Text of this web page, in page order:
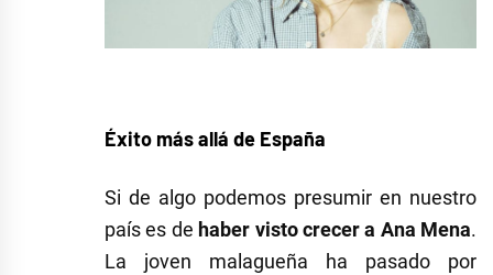
Éxito más allá de España
Si de algo podemos presumir en nuestro
país es de haber visto crecer a Ana Mena.
La joven malagueña ha pasado por